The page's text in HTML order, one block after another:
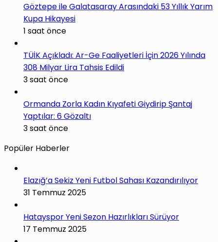
Göztepe ile Galatasaray Arasındaki 53 Yıllık Yarım
Kupa Hikayesi
1 saat önce
TÜİK Açıkladı: Ar-Ge Faaliyetleri İçin 2026 Yılında
308 Milyar Lira Tahsis Edildi
3 saat önce
Ormanda Zorla Kadın Kıyafeti Giydirip Şantaj
Yaptılar: 6 Gözaltı
3 saat önce
Popüler Haberler
Elazığ’a Sekiz Yeni Futbol Sahası Kazandırılıyor
31 Temmuz 2025
Hatayspor Yeni Sezon Hazırlıkları Sürüyor
17 Temmuz 2025